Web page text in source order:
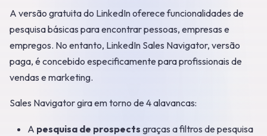
A versão gratuita do LinkedIn oferece funcionalidades de
pesquisa básicas para encontrar pessoas, empresas e
empregos. No entanto, LinkedIn Sales Navigator, versão
paga, é concebido especificamente para profissionais de
vendas e marketing.
Sales Navigator gira em torno de 4 alavancas:
A pesquisa de prospects graças a filtros de pesquisa